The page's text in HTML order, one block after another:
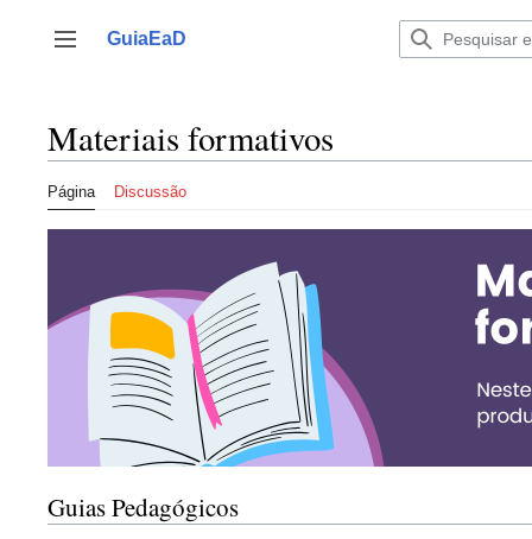
para
Alternar barra lateral
GuiaEaD
Materiais formativos
Página Discussão
Guias Pedagógicos